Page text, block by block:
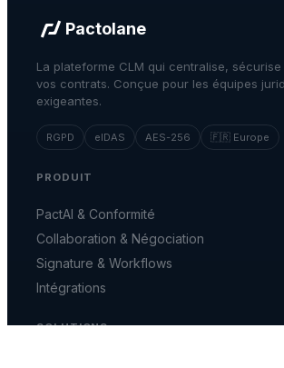
Pactolane
La plateforme CLM qui centralise,
vos contrats. Conçue pour les équipes
exigeantes.
RGPD eIDAS AES-256 🇫🇷 Europe
PRODUIT
PactAI & Conformité
Collaboration & Négociation
Signature & Workflows
Intégrations
SOLUTIONS